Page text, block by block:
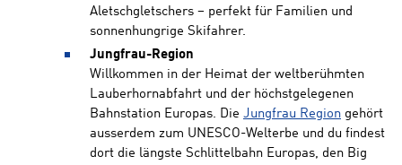
Aletschgletschers – perfekt für Familien und
sonnenhungrige Skifahrer.
Jungfrau-Region
Willkommen in der Heimat der weltberühmten
Lauberhornabfahrt und der höchstgelegenen
Bahnstation Europas. Die Jungfrau Region gehört
ausserdem zum UNESCO-Welterbe und du findest
dort die längste Schlittelbahn Europas, den Big